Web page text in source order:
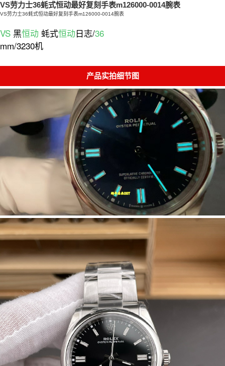
VS劳力士36蚝式恒动最好复刻手表m126000-0014腕表
VS劳力士36蚝式恒动最好复刻手表m126000-0014腕表
VS 黑恒动 蚝式恒动日志/36
mm/3230机
产品实拍细节图